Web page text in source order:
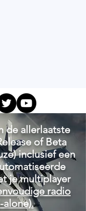
de allerlaatste
of Beta
inclusief een
je multiplayer
radio
alone).